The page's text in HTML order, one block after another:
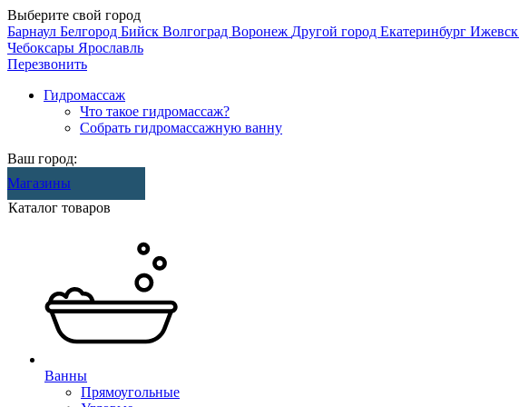
Выберите свой город
Барнаул Белгород Бийск Волгоград Воронеж Другой город Екатеринбург Ижевск
Чебоксары Ярославль
Перезвонить
Гидромассаж
Что такое гидромассаж?
Собрать гидромассажную ванну
Ваш город:
Магазины
Каталог товаров
Ванны
Прямоугольные